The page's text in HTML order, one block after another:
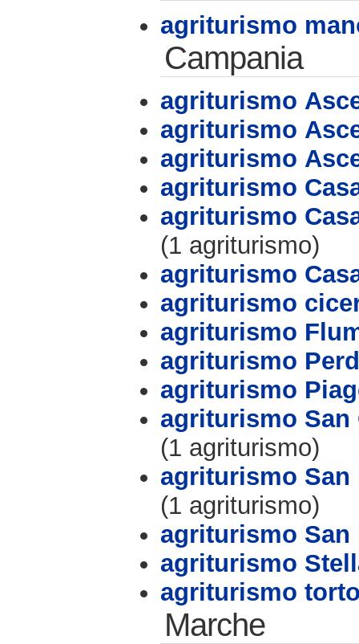
agriturismo
Campania
agriturismo
agriturismo
agriturismo
agriturismo
agriturismo
(1 agriturismo)
agriturismo
agriturismo
agriturismo
agriturismo
agriturismo
agriturismo San
(1 agriturismo)
agriturismo San
(1 agriturismo)
agriturismo San
agriturismo
agriturismo
Marche